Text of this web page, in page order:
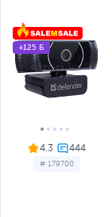
4.3
# 179700
+125 Б